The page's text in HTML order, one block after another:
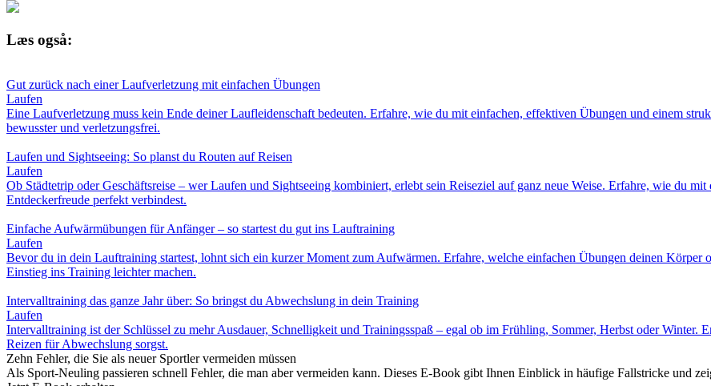
Læs også:
Gut zurück nach einer Laufverletzung mit einfachen Übungen
Laufen
Eine Laufverletzung muss kein Ende deiner Laufleidenschaft bedeuten. Erfahre, wie du mit einfachen, effektiven Übungen und einem
bewusster und verletzungsfrei.
Laufen und Sightseeing: So planst du Routen auf Reisen
Laufen
Ob Städtetrip oder Geschäftsreise – wer Laufen und Sightseeing kombiniert, erlebt sein Reiseziel auf ganz neue Weise. Erfahre, wie du
Entdeckerfreude perfekt verbindest.
Einfache Aufwärmübungen für Anfänger – so startest du gut ins Lauftraining
Laufen
Bevor du in dein Lauftraining startest, lohnt sich ein kurzer Moment zum Aufwärmen. Erfahre, welche einfachen Übungen deinen Körper
Einstieg ins Training leichter machen.
Intervalltraining das ganze Jahr über: So bringst du Abwechslung in dein Training
Laufen
Intervalltraining ist der Schlüssel zu mehr Ausdauer, Schnelligkeit und Trainingsspaß – egal ob im Frühling, Sommer, Herbst oder Winter.
Reizen für Abwechslung sorgst.
Zehn Fehler, die Sie als neuer Sportler vermeiden müssen
Als Sport-Neuling passieren schnell Fehler, die man aber vermeiden kann. Dieses E-Book gibt Ihnen Einblick in häufige Fallstricke und